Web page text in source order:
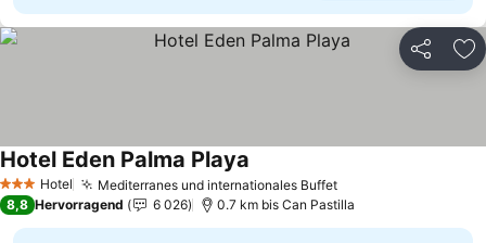
Teilen
3 SterneHotel Mediterranes und internationales BuffetPreise sehen
Hotel Eden Palma Playa
8,8 Hervorragend 6 026 0.7 km bis Can Pastilla